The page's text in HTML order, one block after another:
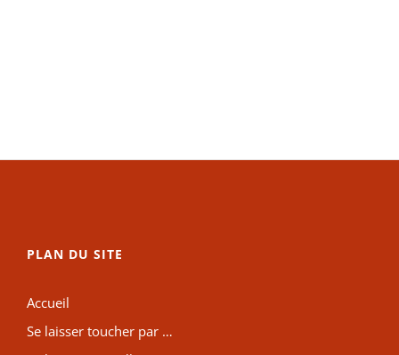
PLAN DU SITE
Accueil
Se laisser toucher par …